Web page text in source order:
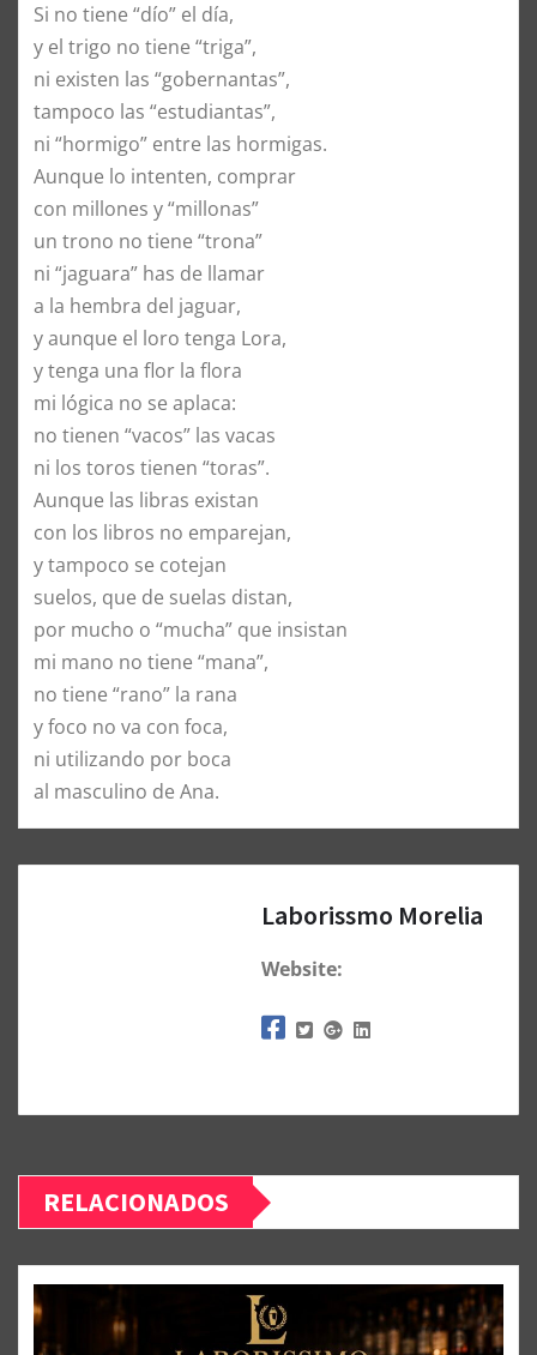
Si no tiene “dío” el día,
y el trigo no tiene “triga”,
ni existen las “gobernantas”,
tampoco las “estudiantas”,
ni “hormigo” entre las hormigas.
Aunque lo intenten, comprar
con millones y “millonas”
un trono no tiene “trona”
ni “jaguara” has de llamar
a la hembra del jaguar,
y aunque el loro tenga Lora,
y tenga una flor la flora
mi lógica no se aplaca:
no tienen “vacos” las vacas
ni los toros tienen “toras”.
Aunque las libras existan
con los libros no emparejan,
y tampoco se cotejan
suelos, que de suelas distan,
por mucho o “mucha” que insistan
mi mano no tiene “mana”,
no tiene “rano” la rana
y foco no va con foca,
ni utilizando por boca
al masculino de Ana.
Laborissmo Morelia
Website:
RELACIONADOS